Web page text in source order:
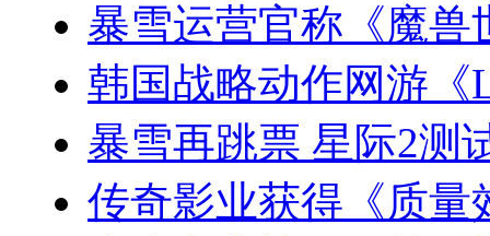
暴雪运营官称《魔兽
韩国战略动作网游《
暴雪再跳票 星际2测
传奇影业获得《质量